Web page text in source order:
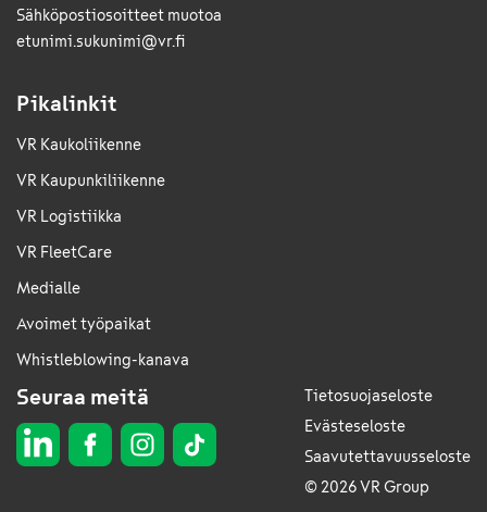
Sähkö­posti­osoitteet muotoa
etunimi.sukunimi@vr.fi
Pikalinkit
VR Kaukoliikenne
VR Kaupunkiliikenne
VR Logistiikka
VR FleetCare
Medialle
Avoimet työpaikat
Whistleblowing-kanava
Seuraa meitä
Tietosuojaseloste
Evästeseloste
Saavutettavuusseloste
© 2026 VR Group